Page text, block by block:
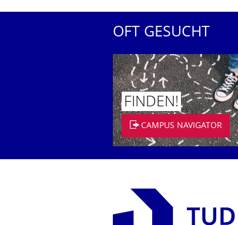
OFT GESUCHT
FINDEN!
CAMPUS NAVIGATOR